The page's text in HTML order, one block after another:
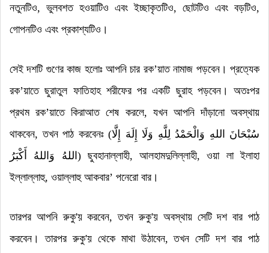
নতুনটিও, ভুলবশত হওয়াটিও এবং ইচ্ছাকৃতটিও, ছোটটিও এবং বড়টিও,
গোপনটিও এবং প্রকাশ্যটিও ।
সেই দশটি গুণের কাজ হলোঃ আপনি চার রক’য়াত নামাজ পড়বেন।প্রত্যেক
রক’য়াতে ছুরাতুল ফাতিহাহ শরীফের পর একটি ছুরাহ পড়বেন। অতঃপর
প্রথম রক’য়াতে কিরাআত শেষ করলে, যখন আপনি দাঁড়ানো অবস্থায়
থাকবেন,তখন পাঠ করবেনঃ (سُبْحَانَ اللهِ وَالْحَمْدُ لِلَّهِ وَلَا إِلَهَ إِلَّا
اللهُ وَاللهُ أَكْبَرُ) ছুবহানাল্লাহী,আলহামদুলিল্লাহী,ওয়া লা ইলাহা
ইল্লাল্লাহু, ওয়াল্লাহু আকবার’ পনেরো বার।
তারপর আপনি রুকু'য় করবেন,তখনরুকু'য় অবস্থায় সেটি দশ বার পাঠ
করবেন ।তারপররুকু'য়থেকে মাথা উঠাবেন,তখন সেটি দশ বার পাঠ